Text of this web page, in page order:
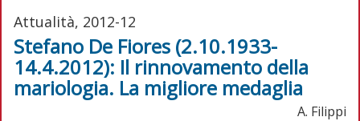
Attualità, 2012-12
Stefano De Fiores (2.10.1933-
14.4.2012): Il rinnovamento della
mariologia. La migliore medaglia
A. Filippi